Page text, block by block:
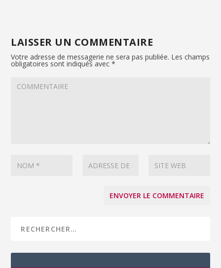
LAISSER UN COMMENTAIRE
Votre adresse de messagerie ne sera pas publiée. Les champs
obligatoires sont indiqués avec*